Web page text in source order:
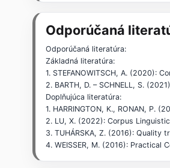
Odporúčaná
Odporúčaná literatúra:
Základná literatúra:
1. STEFANOWITSCH, A. (2020):
2. BARTH, D. – SCHNELL, S.
Doplňujúca literatúra:
1. HARRINGTON, K., RONAN, P.
2. LU, X. (2022): Corpus
3. TUHÁRSKA, Z. (2016):
4. WEISSER, M. (2016): Practical